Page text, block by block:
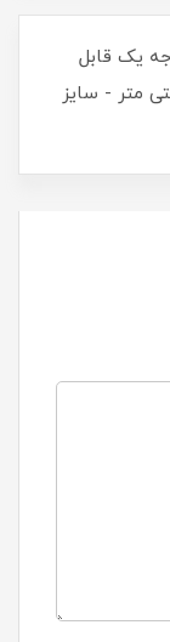
يک قابل
دوزی شدهقطر تشک 6 سانتی متر - سایز